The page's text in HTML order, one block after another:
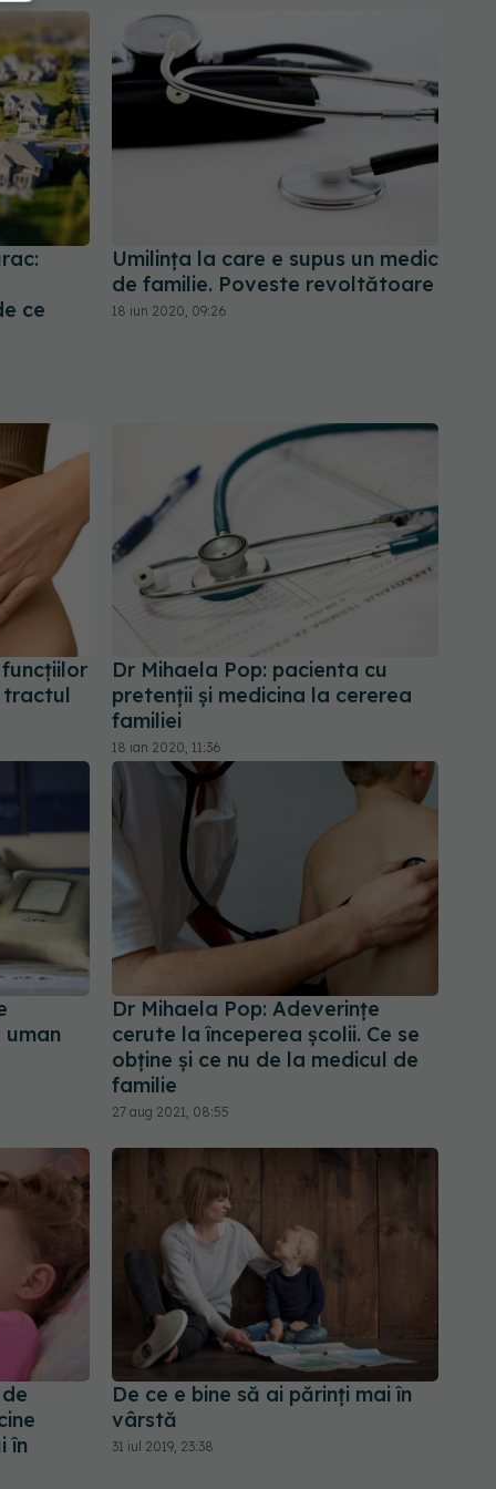
ce
Umilința la care e supus un medic
de familie. Poveste revoltătoare
18 iun 2020, 09:26
tractul
Dr Mihaela Pop: pacienta cu
pretenții și medicina la cererea
familiei
18 ian 2020, 11:36
Dr Mihaela Pop: Adeverințe
cerute la începerea școlii. Ce se
obține și ce nu de la medicul de
familie
27 aug 2021, 08:55
în
De ce e bine să ai părinți mai în
vârstă
31 iul 2019, 23:38